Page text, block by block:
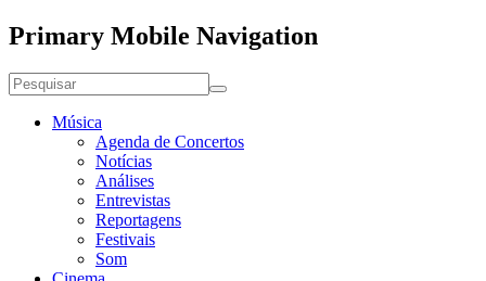
Primary Mobile Navigation
Música
Agenda de Concertos
Notícias
Análises
Entrevistas
Reportagens
Festivais
Som